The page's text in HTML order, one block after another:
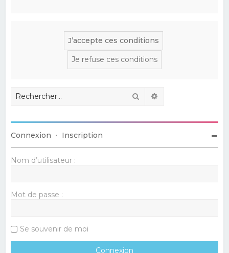
Rechercher
Connexion • Inscription
Nom d’utilisateur :
Mot de passe :
Se souvenir de moi